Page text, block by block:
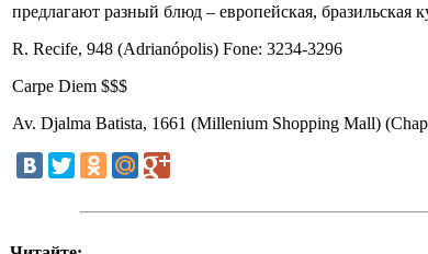
предлагают разный блюд – европейская, бразильская
R. Recife, 948 (Adrianópolis) Fone: 3234-3296
Carpe Diem $$$
Av. Djalma Batista, 1661 (Millenium Shopping Mall)